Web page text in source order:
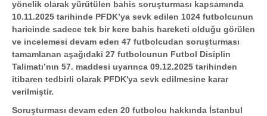
yönelik olarak yürütülen bahis soruşturması kapsamında
10.11.2025 tarihinde PFDK’ya sevk edilen 1024 futbolcunun
haricinde sadece tek bir kere bahis hareketi olduğu görülen
ve incelemesi devam eden 47 futbolcudan soruşturması
tamamlanan aşağıdaki 27 futbolcunun Futbol Disiplin
Talimatı’nın 57. maddesi uyarınca 09.12.2025 tarihinden
itibaren tedbirli olarak PFDK'ya sevk edilmesine karar
verilmiştir.
Soruşturması devam eden 20 futbolcu hakkında İstanbul